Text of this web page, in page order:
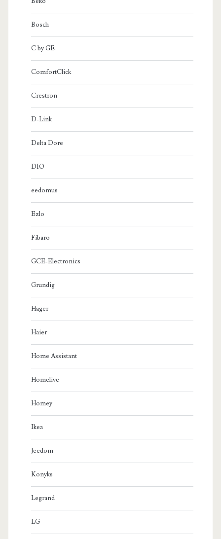
Bosch
C by GE
ComfortClick
Crestron
D-Link
Delta Dore
DIO
eedomus
Ezlo
Fibaro
GCE-Electronics
Grundig
Hager
Haier
Home Assistant
Homelive
Homey
Ikea
Jeedom
Konyks
Legrand
LG